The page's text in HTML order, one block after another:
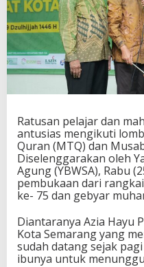
Ratusan pelajar dan
antusias mengikuti
Quran (MTQ) dan
Diselenggarakan oleh
Agung (YBWSA), Rabu
pembukaan dari
ke- 75 dan gebyar
Diantaranya Azia Hayu
Kota Semarang yang
sudah datang sejak
ibunya untuk